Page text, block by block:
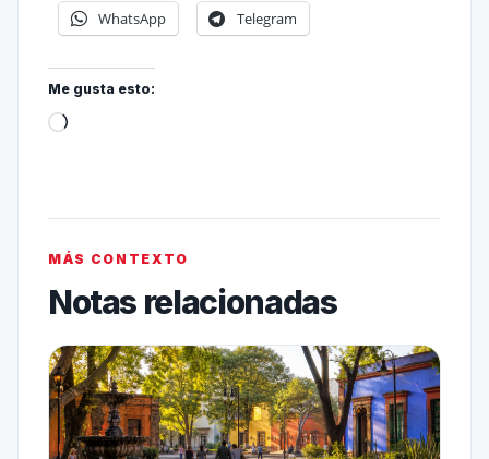
WhatsApp Telegram
Me gusta esto:
MÁS CONTEXTO
Notas relacionadas